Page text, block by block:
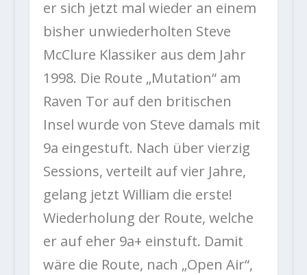
er sich jetzt mal wieder an einem
bisher unwiederholten Steve
McClure Klassiker aus dem Jahr
1998. Die Route „Mutation“ am
Raven Tor auf den britischen
Insel wurde von Steve damals mit
9a eingestuft. Nach über vierzig
Sessions, verteilt auf vier Jahre,
gelang jetzt William die erste!
Wiederholung der Route, welche
er auf eher 9a+ einstuft. Damit
wäre die Route, nach „Open Air“,